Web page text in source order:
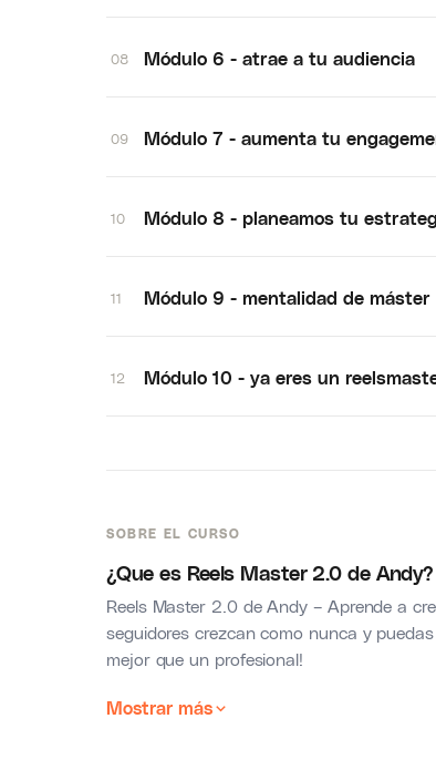
SOBRE EL CURSO
¿Que es Reels Master 2.0 de Andy?
Reels Master 2.0 de Andy – Aprende a
seguidores crezcan como nunca y
mejor que un profesional!
Mostrar más
08 Módulo 6 - atrae a tu audiencia
09 Módulo 7 - aumenta tu
10 Módulo 8 - planeamos tu
11 Módulo 9 - mentalidad de máster
12 Módulo 10 - ya eres un